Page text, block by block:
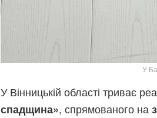
У
У Вінницькій області триває
спадщина», спрямованого на